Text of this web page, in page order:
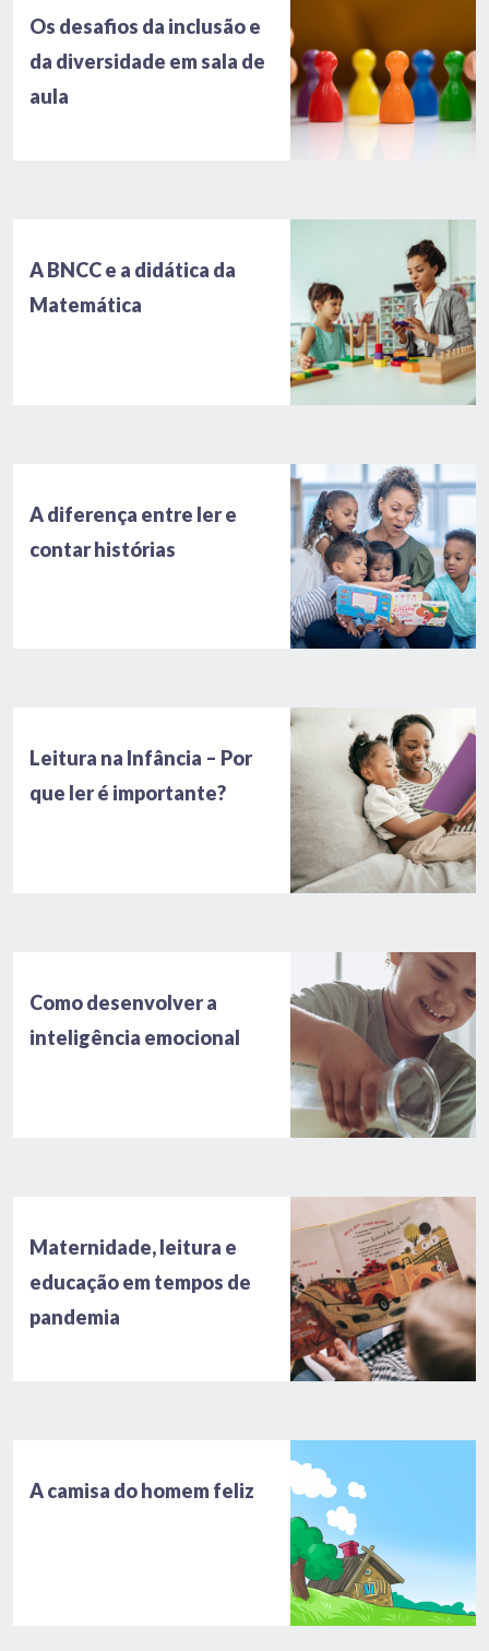
Os desafios da inclusão e
da diversidade em sala de
aula
A BNCC e a didática da
Matemática
A diferença entre ler e
contar histórias
Leitura na Infância – Por
que ler é importante?
Como desenvolver a
inteligência emocional
Maternidade, leitura e
educação em tempos de
pandemia
A camisa do homem feliz